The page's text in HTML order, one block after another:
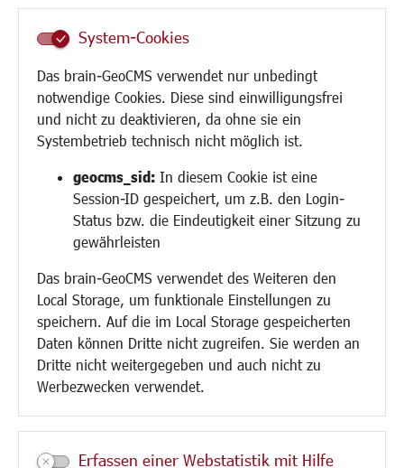
System-Cookies
Das brain-GeoCMS verwendet nur unbedingt
notwendige Cookies. Diese sind einwilligungsfrei
und nicht zu deaktivieren, da ohne sie ein
Systembetrieb technisch nicht möglich ist.
geocms_sid: In diesem Cookie ist eine
Session-ID gespeichert, um z.B. den Login-
Status bzw. die Eindeutigkeit einer Sitzung zu
gewährleisten
Das brain-GeoCMS verwendet des Weiteren den
Local Storage, um funktionale Einstellungen zu
speichern. Auf die im Local Storage gespeicherten
Daten können Dritte nicht zugreifen. Sie werden an
Dritte nicht weitergegeben und auch nicht zu
Werbezwecken verwendet.
Erfassen einer Webstatistik mit Hilfe
Schule
Demokratie leben
Ukrainehilfe
Hilfe für Geflüchtete
Religion
Bauen/Umwelt/Mobilität
Bebauungsplanung
Verkehr/Mobilität
Glasfaserausbau
Aktuelle Baustellen
Paddelteich
CINDY S
Kultur/Freizeit/Tourismus
Veranstaltungen